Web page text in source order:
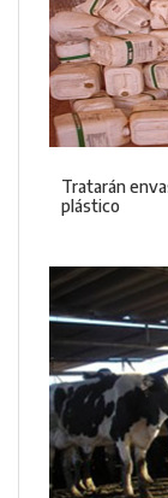
Tratarán
plástico